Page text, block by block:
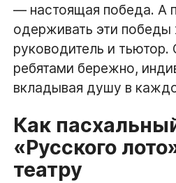
— настоящая победа. А
одерживать эти
руководитель и тьютор.
ребятами бережно,
вкладывая душу в
Как
«Русского
театру